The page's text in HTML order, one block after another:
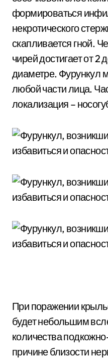
формироваться
некротического
скапливается гной.
чирей достигает от 2
диаметре. Фурункул
любой части лица.
локализация –
При поражении
будет небольшим
количества
причине близости